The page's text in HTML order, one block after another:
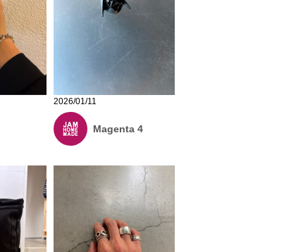
2026/01/11
Magenta 4